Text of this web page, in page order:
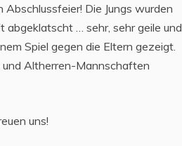
Die Jungs wurden
abgeklatscht … sehr, sehr geile und
Spiel gegen die Eltern gezeigt.
und Altherren-Mannschaften
uns!